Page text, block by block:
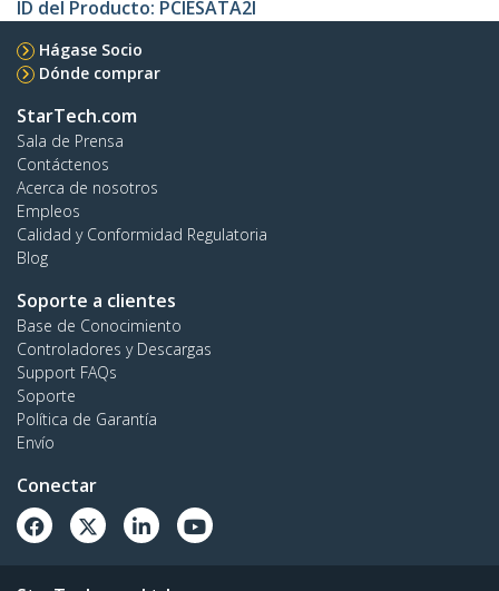
ID del Producto: PCIESATA2I
Hágase Socio
Dónde comprar
StarTech.com
Sala de Prensa
Contáctenos
Acerca de nosotros
Empleos
Calidad y Conformidad Regulatoria
Blog
Soporte a clientes
Base de Conocimiento
Controladores y Descargas
Support FAQs
Soporte
Política de Garantía
Envío
Conectar